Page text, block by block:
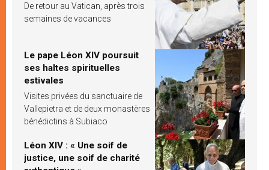
De retour au Vatican, après trois
semaines de vacances
Le pape Léon XIV poursuit
ses haltes spirituelles
estivales
Visites privées du sanctuaire de
Vallepietra et de deux monastères
bénédictins à Subiaco
Léon XIV : « Une soif de
justice, une soif de charité